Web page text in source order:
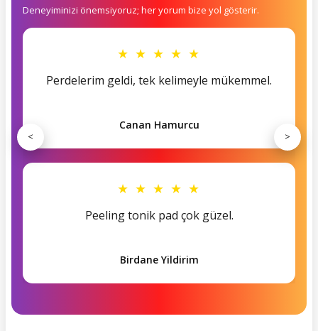
Deneyiminizi önemsiyoruz; her yorum bize yol gösterir.
★ ★ ★ ★ ★
Perdelerim geldi, tek kelimeyle mükemmel.
Canan Hamurcu
★ ★ ★ ★ ★
Peeling tonik pad çok güzel.
Birdane Yildirim
< >